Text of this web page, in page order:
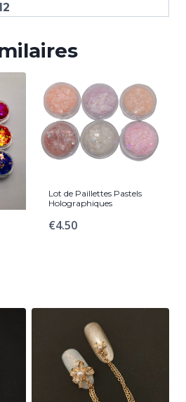
Lot de Paillettes Pastels
Holographiques
€4.50